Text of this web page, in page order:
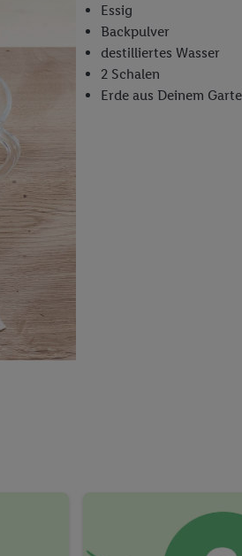
Essig
Backpulver
destilliertes Wasser
2 Schalen
Erde aus Deinem